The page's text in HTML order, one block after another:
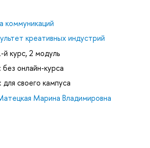
коммуникаций
креативных индустрий
й курс, 2 модуль
без онлайн-курса
для своего кампуса
Марина Владимировна